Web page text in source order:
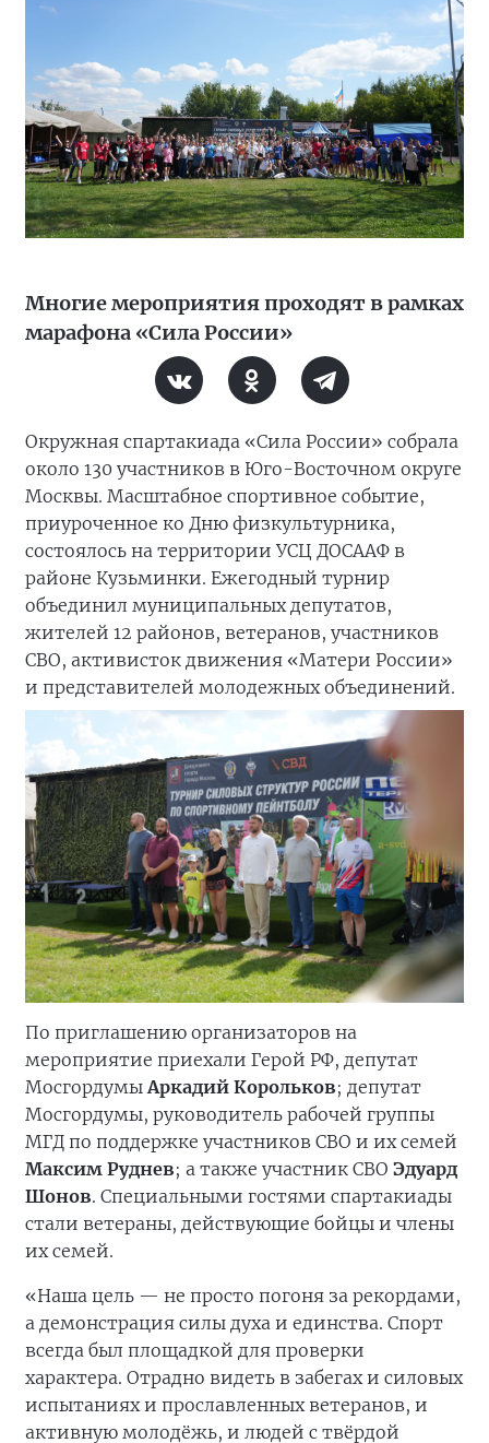
Многие мероприятия проходят в рамках
марафона «Сила России»
Окружная спартакиада «Сила России» собрала
около 130 участников в Юго-Восточном округе
Москвы. Масштабное спортивное событие,
приуроченное ко Дню физкультурника,
состоялось на территории УСЦ ДОСААФ в
районе Кузьминки. Ежегодный турнир
объединил муниципальных депутатов,
жителей 12 районов, ветеранов, участников
СВО, активисток движения «Матери России»
и представителей молодежных объединений.
По приглашению организаторов на
мероприятие приехали Герой РФ, депутат
МосгордумыАркадий Корольков; депутат
Мосгордумы, руководитель рабочей группы
МГД по поддержке участников СВО и их семей
Максим Руднев; а также участник СВО Эдуард
Шонов. Специальными гостями спартакиады
стали ветераны, действующие бойцы и члены
их семей.
«Наша цель — не просто погоня за рекордами,
а демонстрация силы духа и единства. Спорт
всегда был площадкой для проверки
характера. Отрадно видеть в забегах и силовых
испытаниях и прославленных ветеранов, и
активную молодёжь, и людей с твёрдой